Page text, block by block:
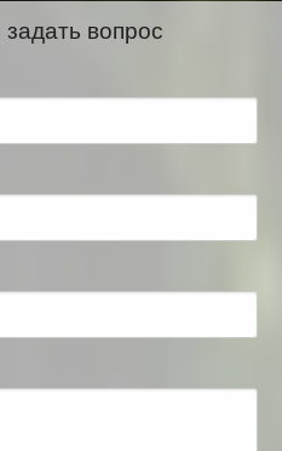
вопрос